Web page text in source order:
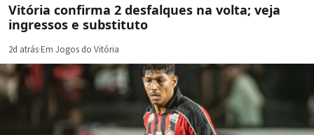
Vitória confirma 2 desfalques na volta; veja
ingressos e substituto
2d atrás·Em Jogos do Vitória